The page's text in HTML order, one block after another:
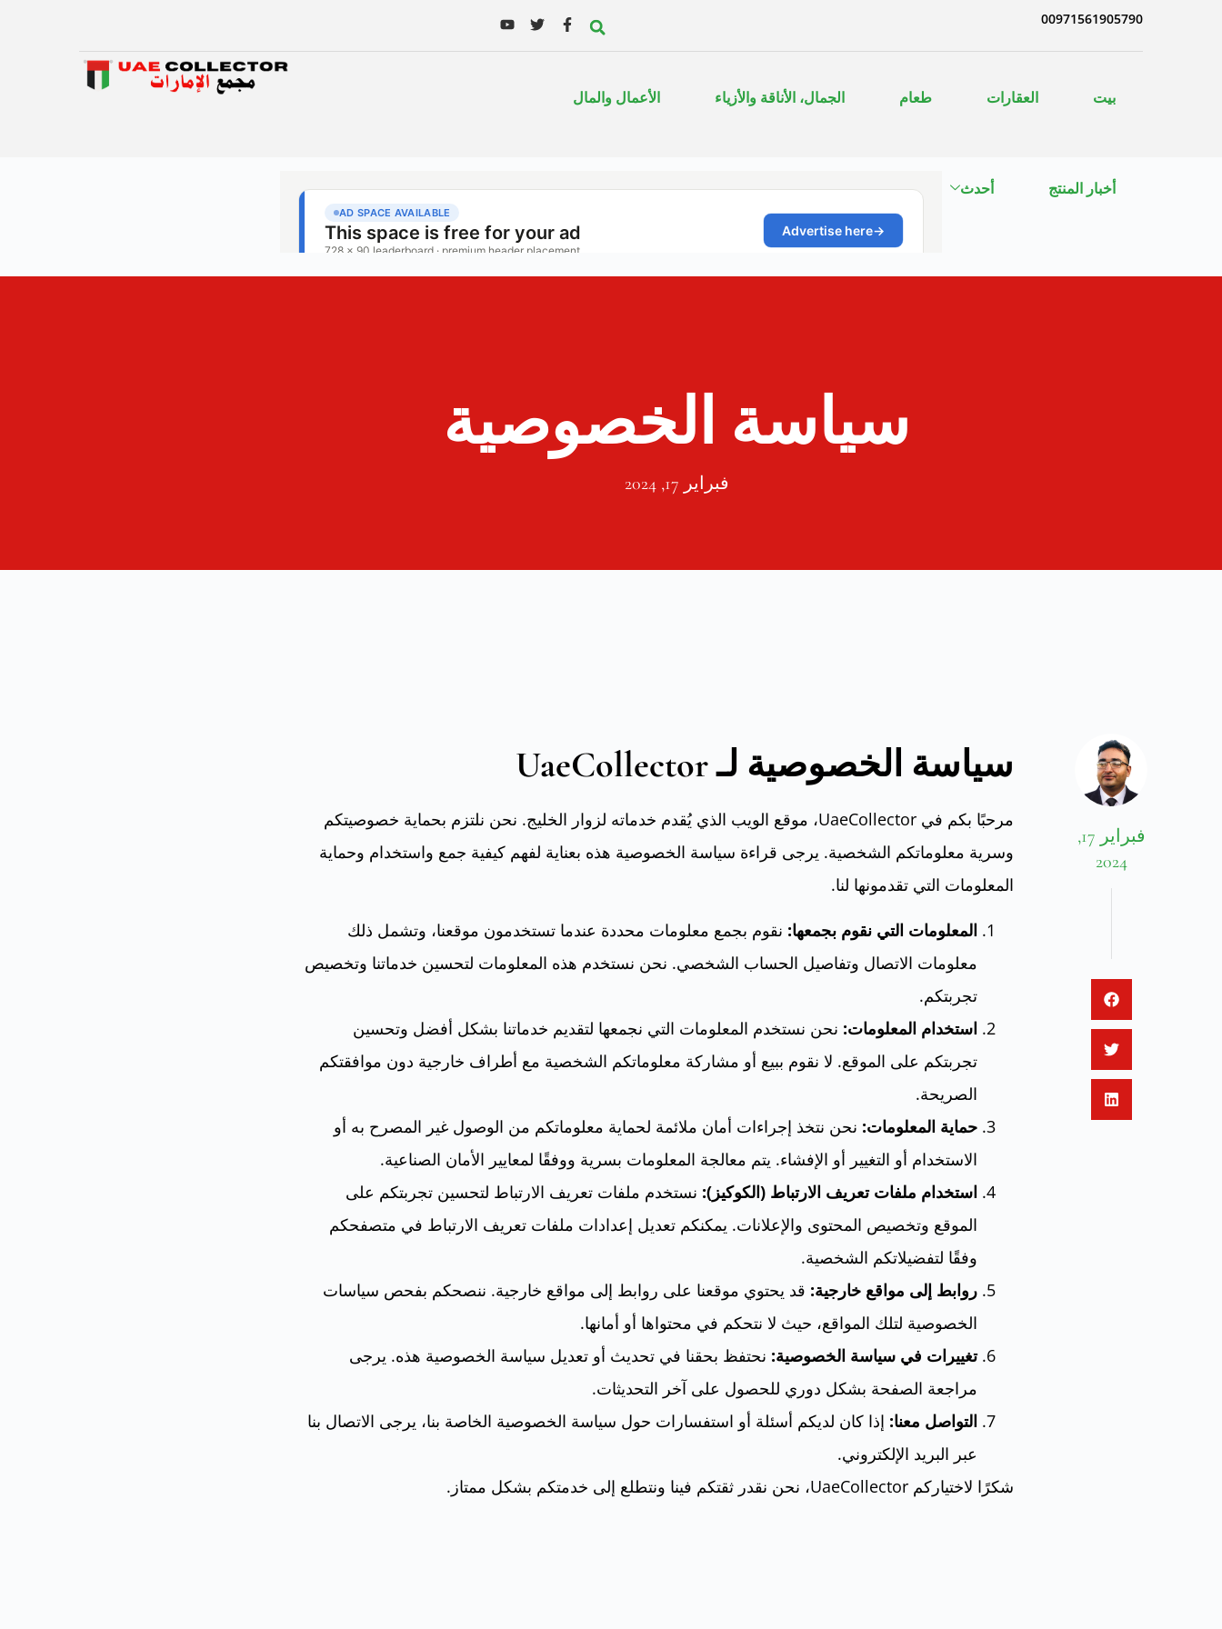
00971561905790
بيت العقارات طعام الجمال، الأناقة والأزياء الأعمال والمال
أخبار المنتج أحدث
سياسة الخصوصية
فبراير 17, 2024
فبراير 17,
2024
سياسة الخصوصية لـ UaeCollector
مرحبًا بكم في UaeCollector، موقع الويب الذي يُقدم خدماته لزوار الخليج. نحن نلتزم بحماية خصوصيتكم
وسرية معلوماتكم الشخصية. يرجى قراءة سياسة الخصوصية هذه بعناية لفهم كيفية جمع واستخدام وحماية
المعلومات التي تقدمونها لنا.
المعلومات التي نقوم بجمعها: نقوم بجمع معلومات محددة عندما تستخدمون موقعنا، وتشمل ذلك
معلومات الاتصال وتفاصيل الحساب الشخصي. نحن نستخدم هذه المعلومات لتحسين خدماتنا وتخصيص
تجربتكم.
استخدام المعلومات: نحن نستخدم المعلومات التي نجمعها لتقديم خدماتنا بشكل أفضل وتحسين
تجربتكم على الموقع. لا نقوم ببيع أو مشاركة معلوماتكم الشخصية مع أطراف خارجية دون موافقتكم
الصريحة.
حماية المعلومات: نحن نتخذ إجراءات أمان ملائمة لحماية معلوماتكم من الوصول غير المصرح به أو
الاستخدام أو التغيير أو الإفشاء. يتم معالجة المعلومات بسرية ووفقًا لمعايير الأمان الصناعية.
استخدام ملفات تعريف الارتباط (الكوكيز): نستخدم ملفات تعريف الارتباط لتحسين تجربتكم على
الموقع وتخصيص المحتوى والإعلانات. يمكنكم تعديل إعدادات ملفات تعريف الارتباط في متصفحكم
وفقًا لتفضيلاتكم الشخصية.
روابط إلى مواقع خارجية: قد يحتوي موقعنا على روابط إلى مواقع خارجية. ننصحكم بفحص سياسات
الخصوصية لتلك المواقع، حيث لا نتحكم في محتواها أو أمانها.
تغييرات في سياسة الخصوصية: نحتفظ بحقنا في تحديث أو تعديل سياسة الخصوصية هذه. يرجى
مراجعة الصفحة بشكل دوري للحصول على آخر التحديثات.
التواصل معنا: إذا كان لديكم أسئلة أو استفسارات حول سياسة الخصوصية الخاصة بنا، يرجى الاتصال بنا
عبر البريد الإلكتروني.
شكرًا لاختياركم UaeCollector، نحن نقدر ثقتكم فينا ونتطلع إلى خدمتكم بشكل ممتاز.